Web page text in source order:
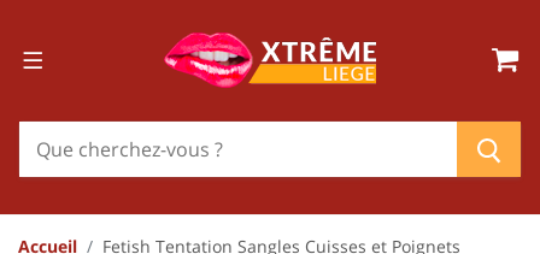
Accueil Fetish Tentation Sangles Cuisses et Poignets